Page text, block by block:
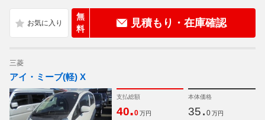
無
料
見積もり・在庫確認
三菱
アイ・ミーブ(軽) X
支払総額
40.0 万円
本体価格
35. 0 万円